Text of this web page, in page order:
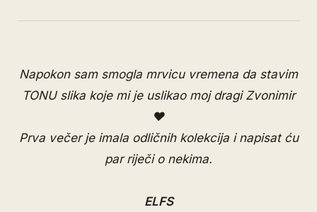
Napokon sam smogla mrvicu vremena da stavim
TONU slika koje mi je uslikao moj dragi Zvonimir
♥
Prva večer je imala odličnih kolekcija i napisat ću
par riječi o nekima.
ELFS